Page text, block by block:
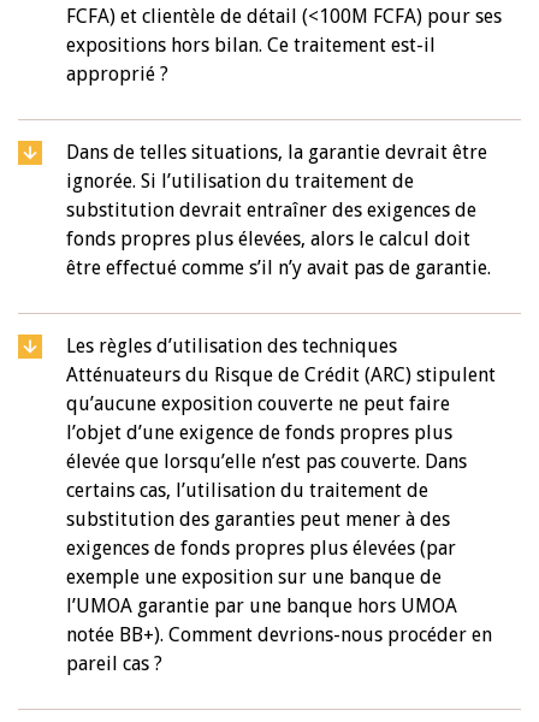
FCFA) et clientèle de détail (<100M FCFA) pour ses
expositions hors bilan. Ce traitement est-il
approprié ?
Dans de telles situations, la garantie devrait être
ignorée. Si l’utilisation du traitement de
substitution devrait entraîner des exigences de
fonds propres plus élevées, alors le calcul doit
être effectué comme s’il n’y avait pas de garantie.
Les règles d’utilisation des techniques
Atténuateurs du Risque de Crédit (ARC) stipulent
qu’aucune exposition couverte ne peut faire
l’objet d’une exigence de fonds propres plus
élevée que lorsqu’elle n’est pas couverte. Dans
certains cas, l’utilisation du traitement de
substitution des garanties peut mener à des
exigences de fonds propres plus élevées (par
exemple une exposition sur une banque de
l’UMOA garantie par une banque hors UMOA
notée BB+). Comment devrions-nous procéder en
pareil cas ?